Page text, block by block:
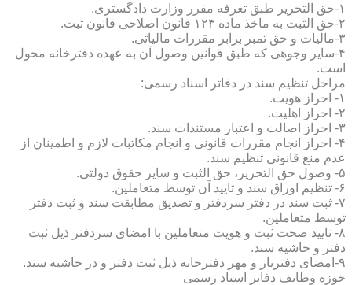
۱-حق التحریر طبق تعرفه مقرر وزارت دادگستری.
۲-حق الثبت به ماخذ ماده ۱۲۳ قانون اصلاحی قانون ثبت.
۳-مالیات و حق تمبر برابر مقررات مالیاتی.
۴-سایر وجوهی که طبق قوانین وصول آن به عهده دفترخانه محول
است.
مراحل تنظیم سند در دفاتر اسناد رسمی:
۱- احراز هویت.
۲- احراز اهلیت.
۳- احراز اصالت و اعتبار مستندات سند.
۴- احراز انجام مقررات قانونی و انجام مکاتبات لازم و اطمینان از
عدم منع قانونی تنظیم سند.
۵- وصول حق التحریر، حق الثبت و سایر حقوق دولتی.
۶- تنظیم اوراق سند و تایید آن توسط متعاملین.
۷- ثبت سند در دفتر سردفتر و تصدیق مطابقت سند و ثبت دفتر
توسط متعاملین.
۸- تایید صحت ثبت و هویت متعاملین با امضای سردفتر ذیل ثبت
دفتر و حاشیه سند.
۹-امضای دفتریار و مهر دفترخانه ذیل ثبت دفتر و در حاشیه سند.
حوزه وظایف دفاتر اسناد رسمی